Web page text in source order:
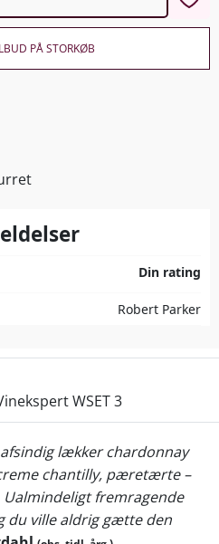
PÅ STORKØB
Din rating
Robert Parker
WSET 3
lækker chardonnay
chantilly, pæretærte –
fremragende
du ville aldrig gætte den